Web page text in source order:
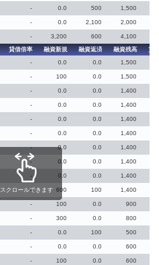
- 0.0 500 1,500
- 0.0 2,100 2,000
- 3,200 600
4,100
貸借倍率 融資新規 融資返済 融資残高
貸
- 0.0 0.0 1,500
- 100 0.0 1,500
- 0.0 0.0 1,400
- 0.0 0.0 1,400
- 0.0 0.0 1,400
- 0.0 0.0 1,400
- 0.0 0.0 1,400
- 0.0 0.0 1,400
- 0.0 0.0 1,400
- 600 100 1,400
- 100 0.0 900
- 300 0.0 800
- 0.0 100 500
- 0.0 0.0 600
- 100 0.0
600
スクロールできます